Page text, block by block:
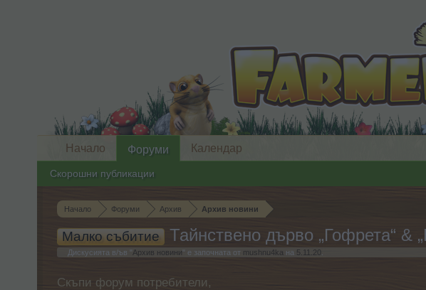
Начало Форуми Архив Архив новини
Малко събитие Тайнствено дърво „Гофрета“ &
Дискусията в/ъв " Архив новини " е започната от mushnu4ka на 5.11.20
Скъпи форум потребители,
Начало Форуми
Скорошни публикации
Календар